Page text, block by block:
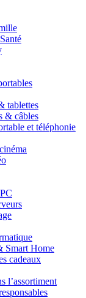
tablettes
& câbles
et téléphonie
Smart Home
cadeaux
l’assortiment